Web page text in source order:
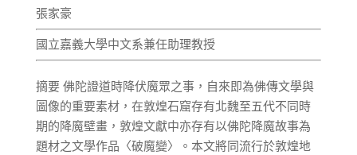
張家豪
國立嘉義大學中文系兼任助理教授
摘要 佛陀證道時降伏魔眾之事，自來即為佛傳文學與
圖像的重要素材，在敦煌石窟存有北魏至五代不同時
期的降魔壁畫，敦煌文獻中亦存有以佛陀降魔故事為
題材之文學作品〈破魔變〉。本文將同流行於敦煌地